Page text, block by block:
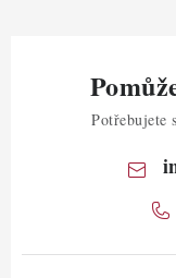
Potřebujete